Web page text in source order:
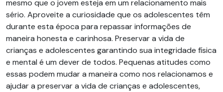
mesmo que o jovem esteja em um relacionamento mais
sério. Aproveite a curiosidade que os adolescentes têm
durante esta época para repassar informações de
maneira honesta e carinhosa. Preservar a vida de
crianças e adolescentes garantindo sua integridade física
e mental é um dever de todos. Pequenas atitudes como
essas podem mudar a maneira como nos relacionamos e
ajudar a preservar a vida de crianças e adolescentes,